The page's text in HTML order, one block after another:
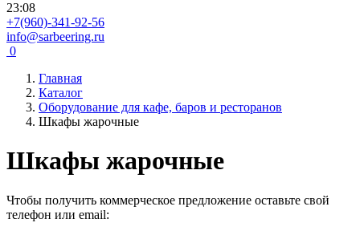
23:08
+7(960)-341-92-56
info@sarbeering.ru
0
Главная
Каталог
Оборудование для кафе, баров и ресторанов
Шкафы жарочные
Шкафы жарочные
Чтобы получить коммерческое предложение оставьте свой
телефон или email: